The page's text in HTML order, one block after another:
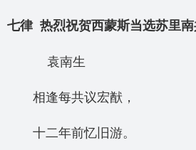
七律 热烈祝贺西蒙斯当选苏里
袁南生
相逢每共议宏猷，
十二年前忆旧游。